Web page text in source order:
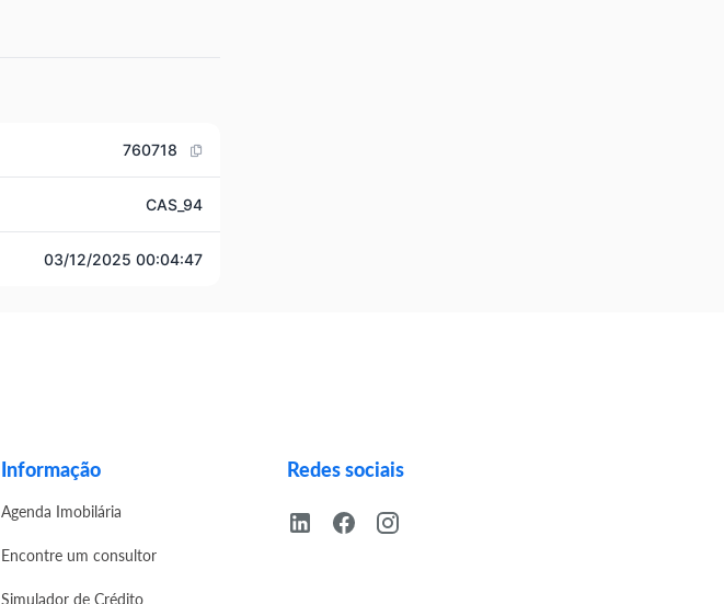
760718
CAS_94
03/12/2025 00:04:47
Informação
Agenda Imobilária
Encontre um consultor
Simulador de Crédito
Redes sociais